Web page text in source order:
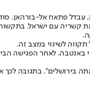
פתאח אל-בורהאן.
קשריה עם ישראל.
לשינוי במצב זה.
באנטבה. לאחר הפגישה
בתגובה לכך